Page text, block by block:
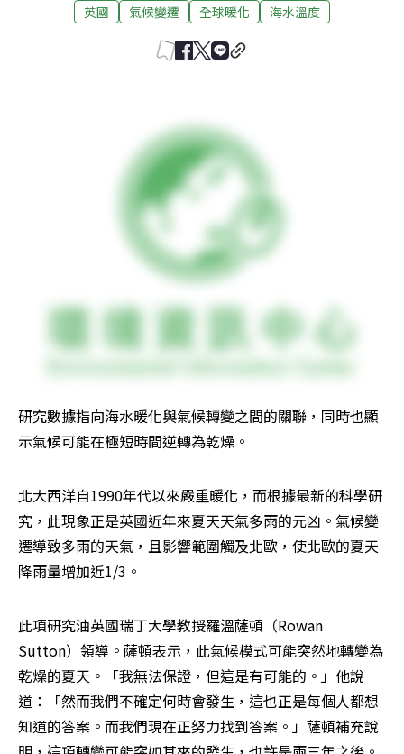
英國 氣候變遷 全球暖化 海水溫度
研究數據指向海水暖化與氣候轉變之間的關聯，同時也顯
示氣候可能在極短時間逆轉為乾燥。
北大西洋自1990年代以來嚴重暖化，而根據最新的科學研
究，此現象正是英國近年來夏天天氣多雨的元凶。氣候變
遷導致多雨的天氣，且影響範圍觸及北歐，使北歐的夏天
降雨量增加近1/3。
此項研究油英國瑞丁大學教授羅溫薩頓（Rowan
Sutton）領導。薩頓表示，此氣候模式可能突然地轉變為
乾燥的夏天。「我無法保證，但這是有可能的。」他說
道：「然而我們不確定何時會發生，這也正是每個人都想
知道的答案。而我們現在正努力找到答案。」薩頓補充說